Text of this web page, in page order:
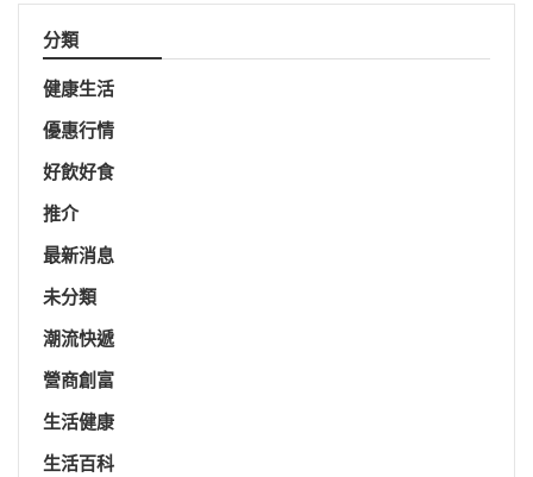
分類
健康生活
優惠行情
好飲好食
推介
最新消息
未分類
潮流快遞
營商創富
生活健康
生活百科